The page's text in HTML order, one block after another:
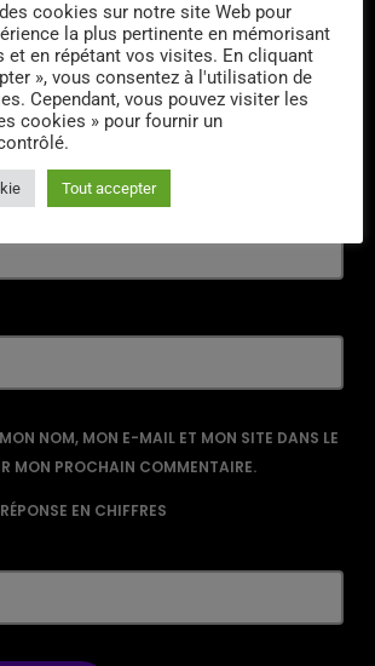
NOM, MON E-MAIL ET MON SITE DANS LE
MON PROCHAIN COMMENTAIRE.
EN CHIFFRES
cookies sur notre site Web pour
la plus pertinente en mémorisant
et en répétant vos visites. En cliquant
», vous consentez à l'utilisation de
Cependant, vous pouvez visiter les
cookies » pour fournir un
Tout accepter